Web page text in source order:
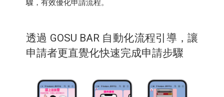
驟，有效優化申請流程。
透過 GOSU BAR 自動化流程引導，讓
申請者更直覺化快速完成申請步驟